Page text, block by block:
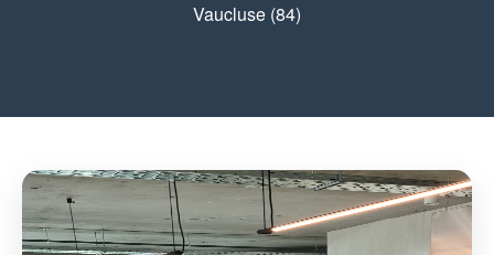
Vaucluse (84)